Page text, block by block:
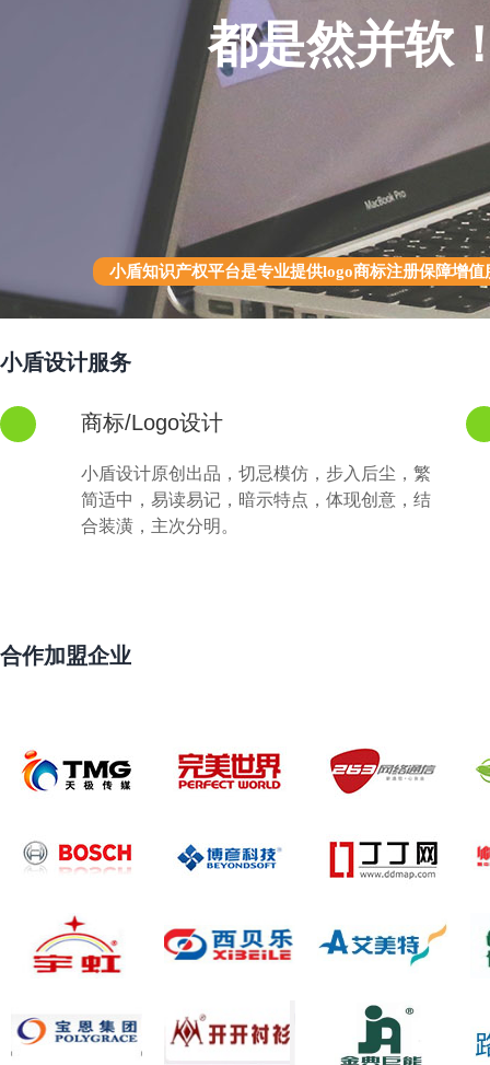
都是然并软
小盾知识产权平台是专业提供logo商标注册保障增
小盾设计服务
商标/Logo设计
小盾设计原创出品，切忌模仿，步入后尘，繁
简适中，易读易记，暗示特点，体现创意，结
合装潢，主次分明。
合作加盟企业